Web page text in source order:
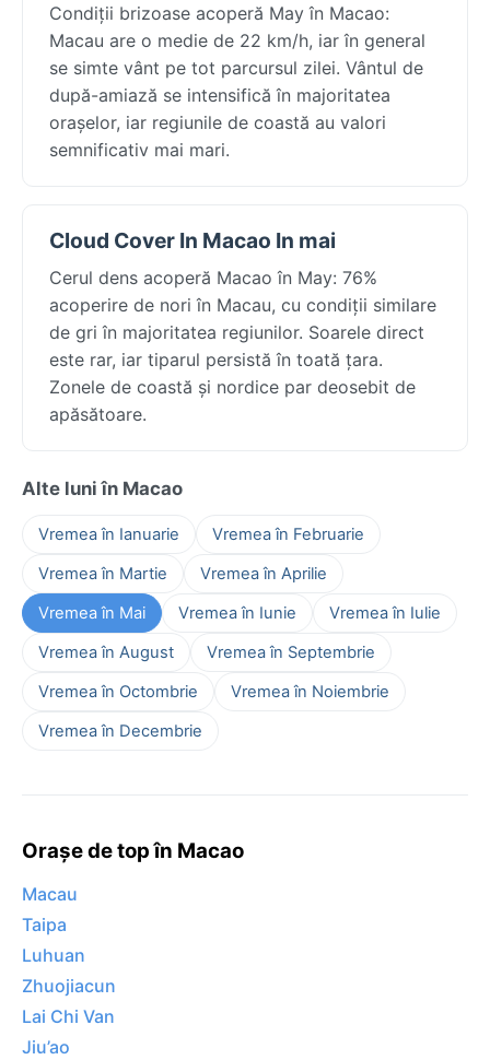
Condiții brizoase acoperă May în Macao:
Macau are o medie de 22 km/h, iar în general
se simte vânt pe tot parcursul zilei. Vântul de
după-amiază se intensifică în majoritatea
orașelor, iar regiunile de coastă au valori
semnificativ mai mari.
Cloud Cover In Macao In mai
Cerul dens acoperă Macao în May: 76%
acoperire de nori în Macau, cu condiții similare
de gri în majoritatea regiunilor. Soarele direct
este rar, iar tiparul persistă în toată țara.
Zonele de coastă și nordice par deosebit de
apăsătoare.
Alte luni în Macao
Vremea în Ianuarie
Vremea în Februarie
Vremea în Martie
Vremea în Aprilie
Vremea în Mai
Vremea în Iunie
Vremea în Iulie
Vremea în August
Vremea în Septembrie
Vremea în Octombrie
Vremea în Noiembrie
Vremea în Decembrie
Orașe de top în Macao
Macau
Taipa
Luhuan
Zhuojiacun
Lai Chi Van
Jiu’ao